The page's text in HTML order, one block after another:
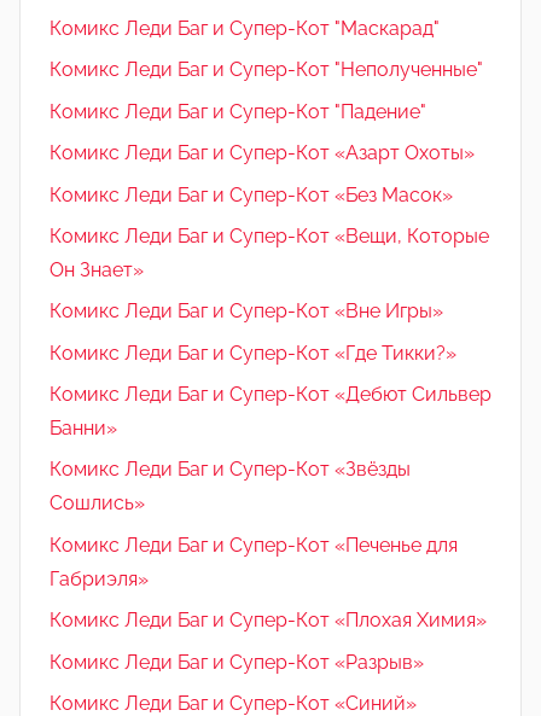
Комикс Леди Баг и Супер-Кот "Маскарад"
Комикс Леди Баг и Супер-Кот "Неполученные"
Комикс Леди Баг и Супер-Кот "Падение"
Комикс Леди Баг и Супер-Кот «Азарт Охоты»
Комикс Леди Баг и Супер-Кот «Без Масок»
Комикс Леди Баг и Супер-Кот «Вещи, Которые
Он Знает»
Комикс Леди Баг и Супер-Кот «Вне Игры»
Комикс Леди Баг и Супер-Кот «Где Тикки?»
Комикс Леди Баг и Супер-Кот «Дебют Сильвер
Банни»
Комикс Леди Баг и Супер-Кот «Звёзды
Сошлись»
Комикс Леди Баг и Супер-Кот «Печенье для
Габриэля»
Комикс Леди Баг и Супер-Кот «Плохая Химия»
Комикс Леди Баг и Супер-Кот «Разрыв»
Комикс Леди Баг и Супер-Кот «Синий»